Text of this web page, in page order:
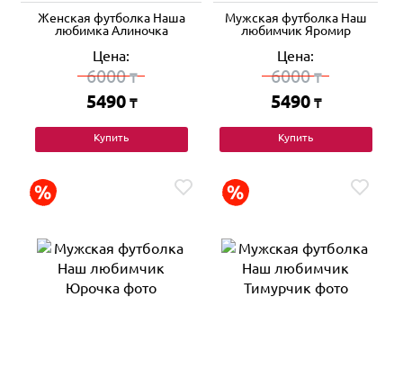
Женская футболка Наша
любимка Алиночка
Цена:
6000₸
5490 ₸
Купить
Мужская футболка Наш
любимчик Яромир
Цена:
6000₸
5490 ₸
Купить